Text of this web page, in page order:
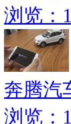
浏览：
奔腾汽
浏览：